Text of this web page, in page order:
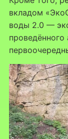
вкладом
воды 2.0 —